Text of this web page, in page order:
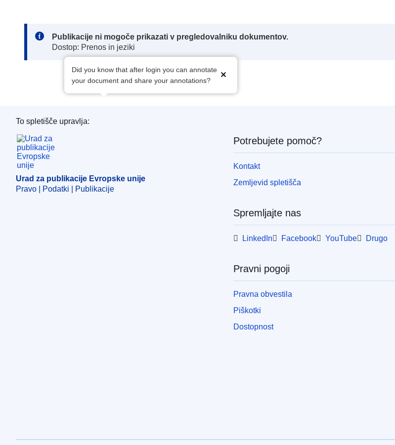
Note:
Publikacije ni mogoče prikazati v pregledovalniku dokumentov.
Dostop: Prenos in jeziki
Did you know that after login you can annotate
your document and share your annotations?
Urad za publikacije Evropske unije
To spletišče upravlja:
Urad za publikacije Evropske unije
Pravo | Podatki | Publikacije
Potrebujete pomoč?
Kontakt
Zemljevid spletišča
Spremljajte nas
LinkedIn Facebook YouTube Drugo
Pravni pogoji
Pravna obvestila
Piškotki
Dostopnost